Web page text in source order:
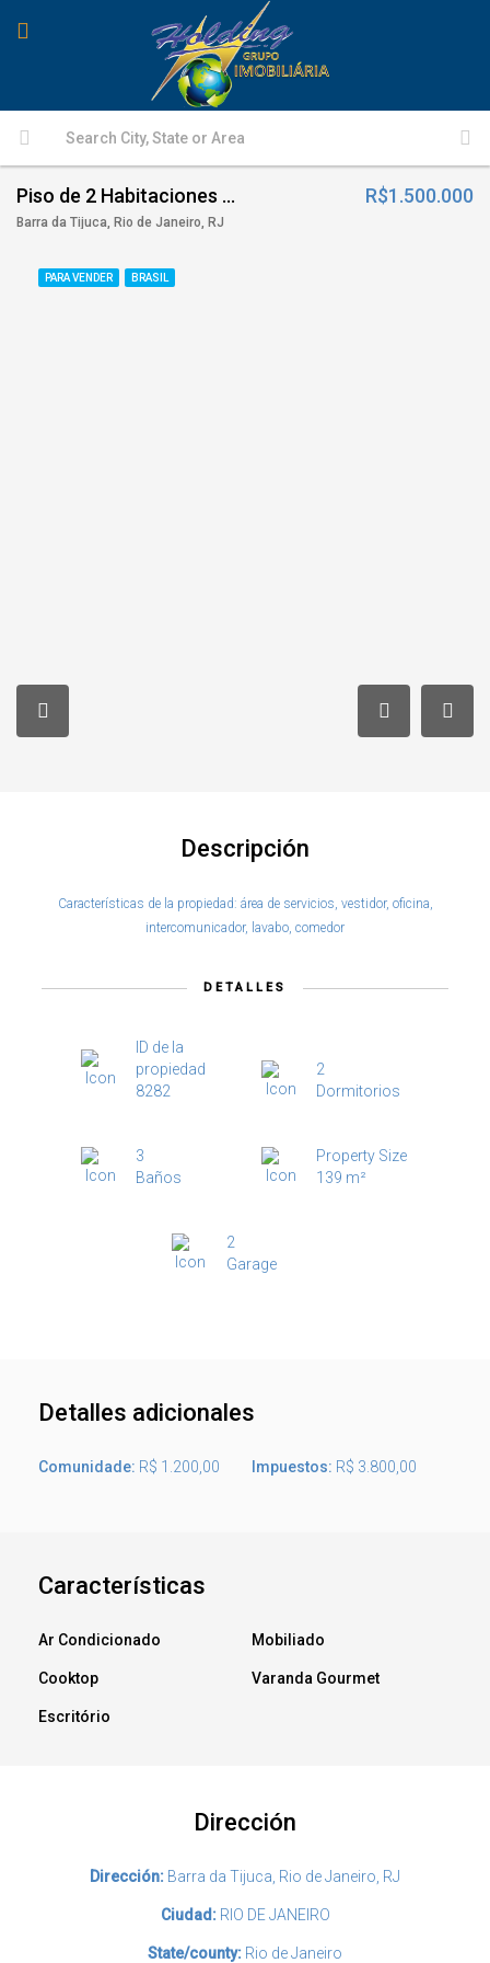
Piso de 2 Habitaciones – Barra da Tijuca
Barra da Tijuca, Rio de Janeiro, RJ
R$1.500.000
PARA VENDER BRASIL
Descripción
Características de la propiedad: área de servicios, vestidor, oficina,
intercomunicador, lavabo, comedor
DETALLES
ID de la
propiedad
8282
2
Dormitorios
3
Baños
Property Size
139 m²
2
Garage
Detalles adicionales
Comunidade: R$ 1.200,00 Impuestos: R$ 3.800,00
Características
Ar Condicionado
Cooktop
Escritório
Mobiliado
Varanda Gourmet
Dirección
Dirección: Barra da Tijuca, Rio de Janeiro, RJ
Ciudad:RIO DE JANEIRO
State/county: Rio de Janeiro